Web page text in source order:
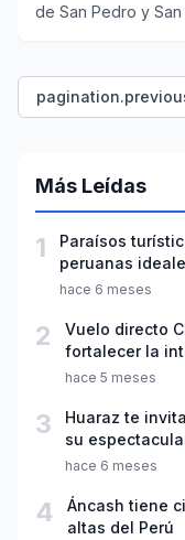
de San Pedro y
Más Leídas
1
Paraísos
peruanas
hace 6 meses
2
Vuelo directo
fortalecer la
del país
hace 5 meses
3
Huaraz te
su
hace 6 meses
4
Áncash tiene
altas del Perú